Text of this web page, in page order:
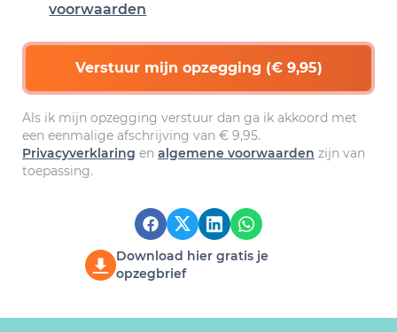
voorwaarden
Verstuur mijn opzegging (€ 9,95)
Als ik mijn opzegging verstuur dan ga ik akkoord met
een eenmalige afschrijving van € 9,95.
Privacyverklaring en algemene voorwaarden zijn van
toepassing.
Download hier gratis je
opzegbrief